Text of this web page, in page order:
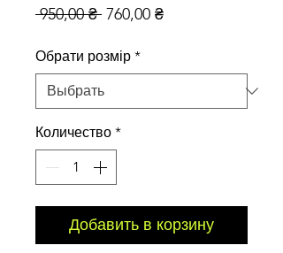
950,00 ₴ Обычная
760,00 ₴Спеццена
Обрати розмір *
Количество *
Добавить в корзину